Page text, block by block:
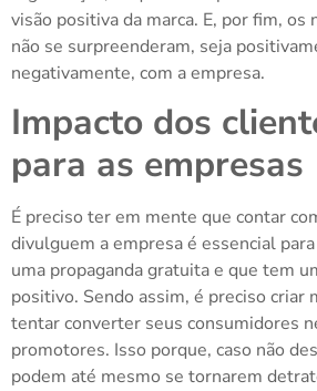
visão positiva da marca. E, por fim, os
não se surpreenderam, seja
negativamente, com a empresa.
Impacto dos
para as empresas
É preciso ter em mente que contar
divulguem a empresa é essencial
uma propaganda gratuita e que tem
positivo. Sendo assim, é preciso criar
tentar converter seus consumidores
promotores. Isso porque, caso não
podem até mesmo se tornarem